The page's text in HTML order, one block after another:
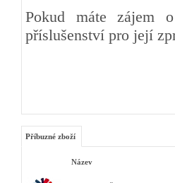
Pokud máte zájem
příslušenství pro její
Příbuzné zboží
Název